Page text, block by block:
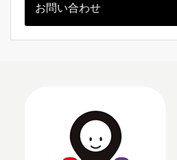
お問い合わせ